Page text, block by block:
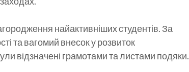
найактивніших студентів. За
та вагомий внесок у розвиток
відзначені грамотами та листами подяки.